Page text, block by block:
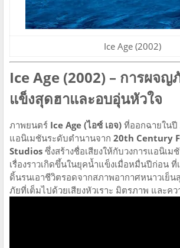
Ice Age (2002)
Ice Age (2002) – การผจญ
แข็งสุดฮาและอบอุ่นหัวใจ
ภาพยนตร์ Ice Age (ไอซ์ เอจ) ที่ออกฉายในปี
แอนิเมชันระดับตำนานจาก 20th Century
Studios ซึ่งสร้างชื่อเสียงให้กับวงการแอนิเม
เรื่องราวเกิดขึ้นในยุคน้ำแข็งเมื่อหมื่นปีก่อน ที่
ดิ้นรนเอาชีวิตรอดจากสภาพอากาศหนาวเย็
ภัยที่เต็มไปด้วยเสียงหัวเราะ มิตรภาพ และค